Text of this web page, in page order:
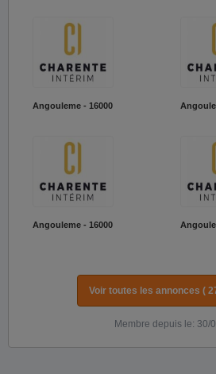
Angouleme - 16000
Angouleme - 16000
Voir toutes les annonces (
Membre depuis le: 30/